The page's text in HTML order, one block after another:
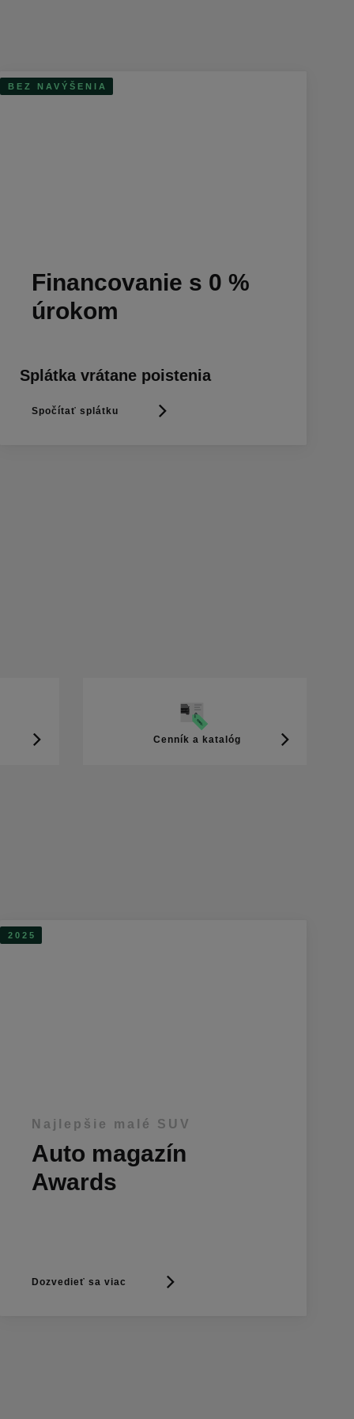
BEZ NAVÝŠENIA
Financovanie s 0 %
úrokom
Spočítať splátku
Splátka vrátane poistenia
Cenník a katalóg
2025
Najlepšie malé SUV
Auto magazín
Awards
Dozvedieť sa viac